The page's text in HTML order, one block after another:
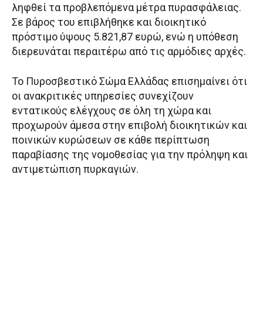
ληφθεί τα προβλεπόμενα μέτρα πυρασφάλειας.
Σε βάρος του επιβλήθηκε και διοικητικό
πρόστιμο ύψους 5.821,87 ευρώ, ενώ η υπόθεση
διερευνάται περαιτέρω από τις αρμόδιες αρχές.
Το Πυροσβεστικό Σώμα Ελλάδας επισημαίνει ότι
οι ανακριτικές υπηρεσίες συνεχίζουν
εντατικούς ελέγχους σε όλη τη χώρα και
προχωρούν άμεσα στην επιβολή διοικητικών και
ποινικών κυρώσεων σε κάθε περίπτωση
παραβίασης της νομοθεσίας για την πρόληψη και
αντιμετώπιση πυρκαγιών.